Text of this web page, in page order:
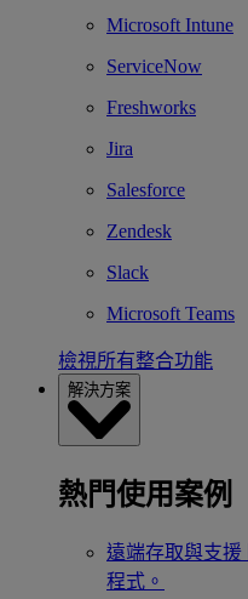
Microsoft Intune
ServiceNow
Freshworks
Jira
Salesforce
Zendesk
Slack
Microsoft Teams
檢視所有整合功能
解決方案
熱門使用案例
遠端存取與支援
程式。